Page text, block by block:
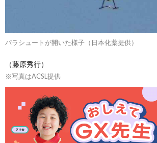
パラシュートが開いた様子（日本化薬提供）
（藤原秀行）
※写真はACSL提供